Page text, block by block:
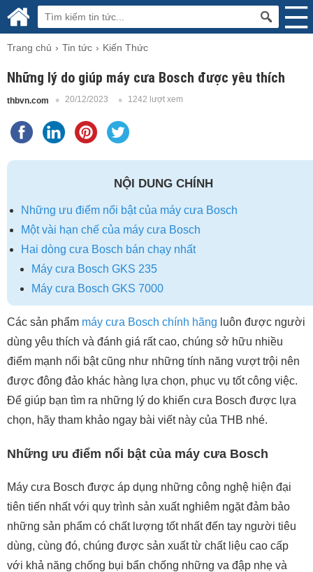
Trang chủ Tin tức Kiến Thức
Những lý do giúp máy cưa Bosch được yêu thích
thbvn.com 20/12/2023 1242 lượt xem
NỘI DUNG CHÍNH
Những ưu điểm nổi bật của máy cưa Bosch
Một vài hạn chế của máy cưa Bosch
Hai dòng cưa Bosch bán chạy nhất
Máy cưa Bosch GKS 235
Máy cưa Bosch GKS 7000
Các sản phẩm máy cưa Bosch chính hãng luôn được người
dùng yêu thích và đánh giá rất cao, chúng sở hữu nhiều
điểm mạnh nổi bật cũng như những tính năng vượt trội nên
được đông đảo khác hàng lựa chọn, phục vụ tốt công việc.
Để giúp bạn tìm ra những lý do khiến cưa Bosch được lựa
chọn, hãy tham khảo ngay bài viết này của THB nhé.
Những ưu điểm nổi bật của máy cưa Bosch
Máy cưa Bosch được áp dụng những công nghệ hiện đại
tiên tiến nhất với quy trình sản xuất nghiêm ngặt đảm bảo
những sản phẩm có chất lượng tốt nhất đến tay người tiêu
dùng, cùng đó, chúng được sản xuất từ chất liệu cao cấp
với khả năng chống bụi bẩn chống những va đập nhẹ và